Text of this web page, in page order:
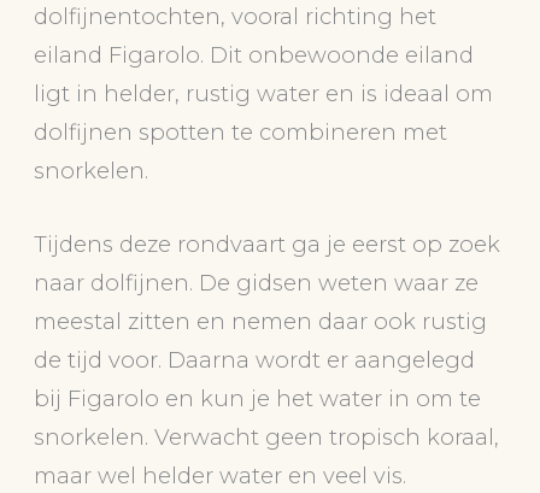
dolfijnentochten, vooral richting het
eiland Figarolo. Dit onbewoonde eiland
ligt in helder, rustig water en is ideaal om
dolfijnen spotten te combineren met
snorkelen.
Tijdens deze rondvaart ga je eerst op zoek
naar dolfijnen. De gidsen weten waar ze
meestal zitten en nemen daar ook rustig
de tijd voor. Daarna wordt er aangelegd
bij Figarolo en kun je het water in om te
snorkelen. Verwacht geen tropisch koraal,
maar wel helder water en veel vis.